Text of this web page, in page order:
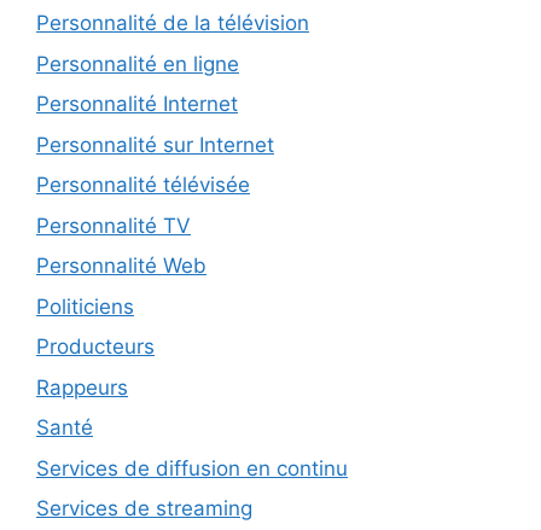
Personnalité de la télévision
Personnalité en ligne
Personnalité Internet
Personnalité sur Internet
Personnalité télévisée
Personnalité TV
Personnalité Web
Politiciens
Producteurs
Rappeurs
Santé
Services de diffusion en continu
Services de streaming